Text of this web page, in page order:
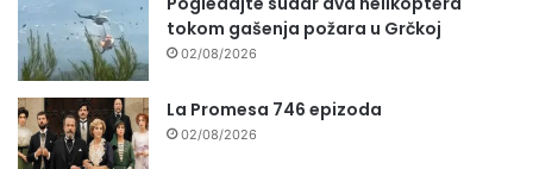
tokom gašenja požara u Grčkoj
02/08/2026
La Promesa 746 epizoda
02/08/2026